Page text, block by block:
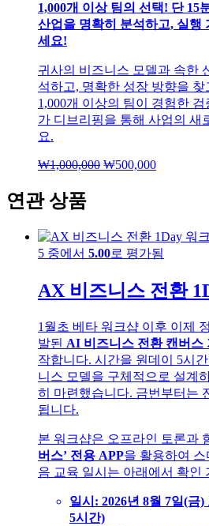
1,000개 이상 팀의 선택! 단 15
산업을 명확히 분석하고, 실행
세요!
귀사의 비즈니스 모델과 속한
석하고, 명확한 성장 방향을 찾
1,000개 이상의 팀이 경험한
가 디브리핑을 통해 사업의 새
요.
₩1,000,000 원
₩1,000,000.
₩500,000현
₩500,000.
연관 상품
5 중에서 5.00로 평가됨
AX 비즈니스 전환
1월초 베타 워크샵 이후 이제
발된 AI 비즈니스 전환 캔버스
작합니다. 시간을 원데이 5시
니스 모델을 구체적으로 설계
히 마련했습니다. 금번부터는
됩니다.
본 워크샵은 오프라인 토론과
버스’ 전용 APP을 활용하여
음 교육 일시는 아래에서 확인
일시: 2026년 8월 7일(금
5시간)